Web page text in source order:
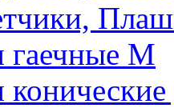
гаечные М